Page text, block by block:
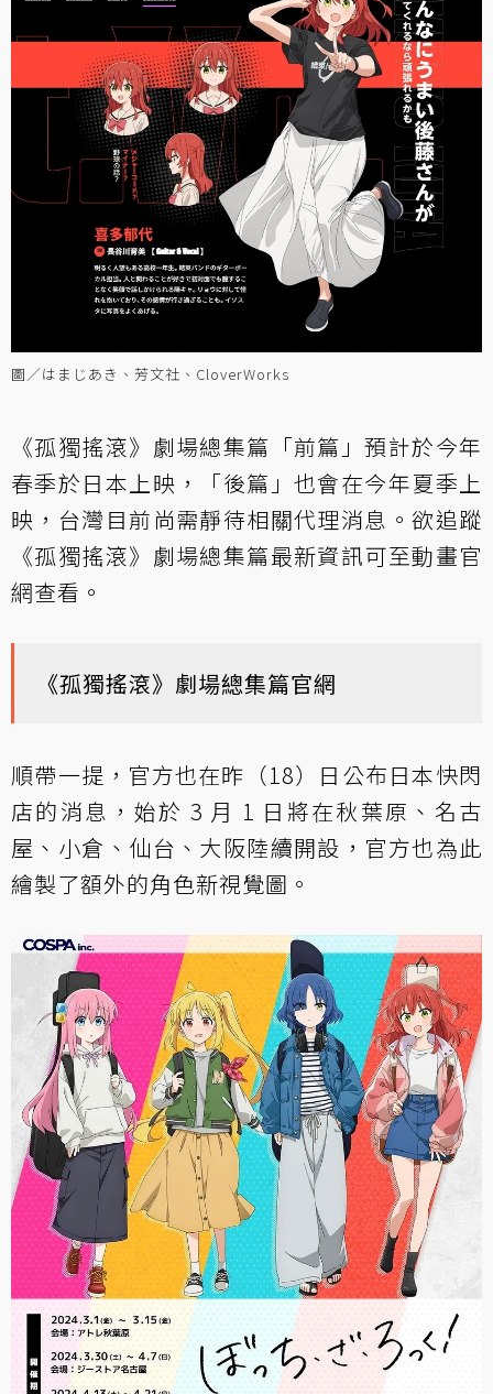
圖／はまじあき、芳文社、CloverWorks
《孤獨搖滾》劇場總集篇「前篇」預計於今年
春季於日本上映，「後篇」也會在今年夏季上
映，台灣目前尚需靜待相關代理消息。欲追蹤
《孤獨搖滾》劇場總集篇最新資訊可至動畫官
網查看。
《孤獨搖滾》劇場總集篇官網
順帶一提，官方也在昨（18）日公布日本快閃
店的消息，始於 3 月 1 日將在秋葉原、名古
屋、小倉、仙台、大阪陸續開設，官方也為此
繪製了額外的角色新視覺圖。